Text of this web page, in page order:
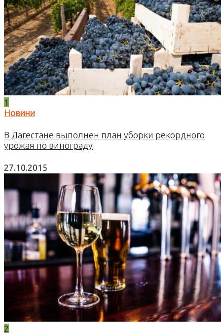
1
Новини
В Дагестане выполнен план уборки рекордного
урожая по винограду
27.10.2015
2